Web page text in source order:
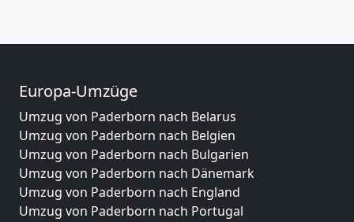
Europa-Umzüge
Umzug von Paderborn nach Belarus
Umzug von Paderborn nach Belgien
Umzug von Paderborn nach Bulgarien
Umzug von Paderborn nach Dänemark
Umzug von Paderborn nach England
Umzug von Paderborn nach Portugal